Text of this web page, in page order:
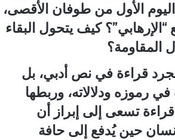
اليوم الأول من طوفان الأقصى،
كيف يتحول البقاء
المقاومة؟
قراءة في نص أدبي، بل
رموزه ودلالاته، وربطها
تسعى إلى إبراز أن
حين يُدفع إلى حافة